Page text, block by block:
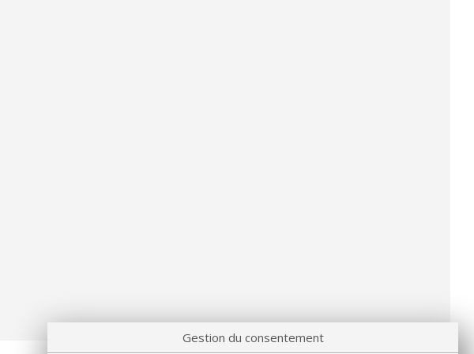
Gestion du consentement